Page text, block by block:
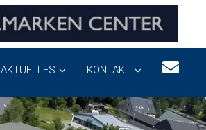
AKTUELLES KONTAKT